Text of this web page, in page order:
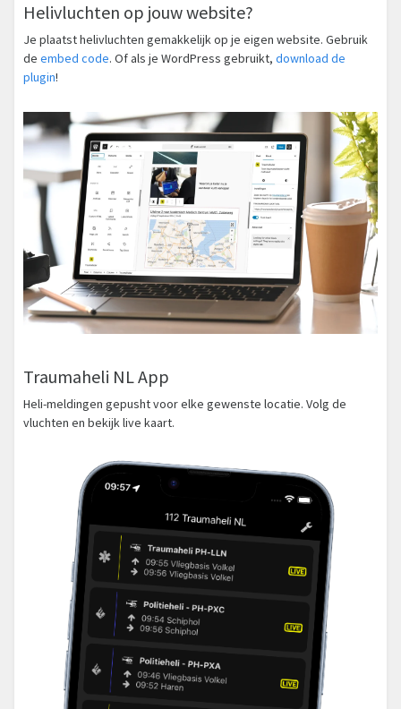
Helivluchten op jouw website?
Je plaatst helivluchten gemakkelijk op je eigen website. Gebruik
de embed code. Of als je WordPress gebruikt, download de
plugin!
Traumaheli NL App
Heli-meldingen gepusht voor elke gewenste locatie. Volg de
vluchten en bekijk live kaart.